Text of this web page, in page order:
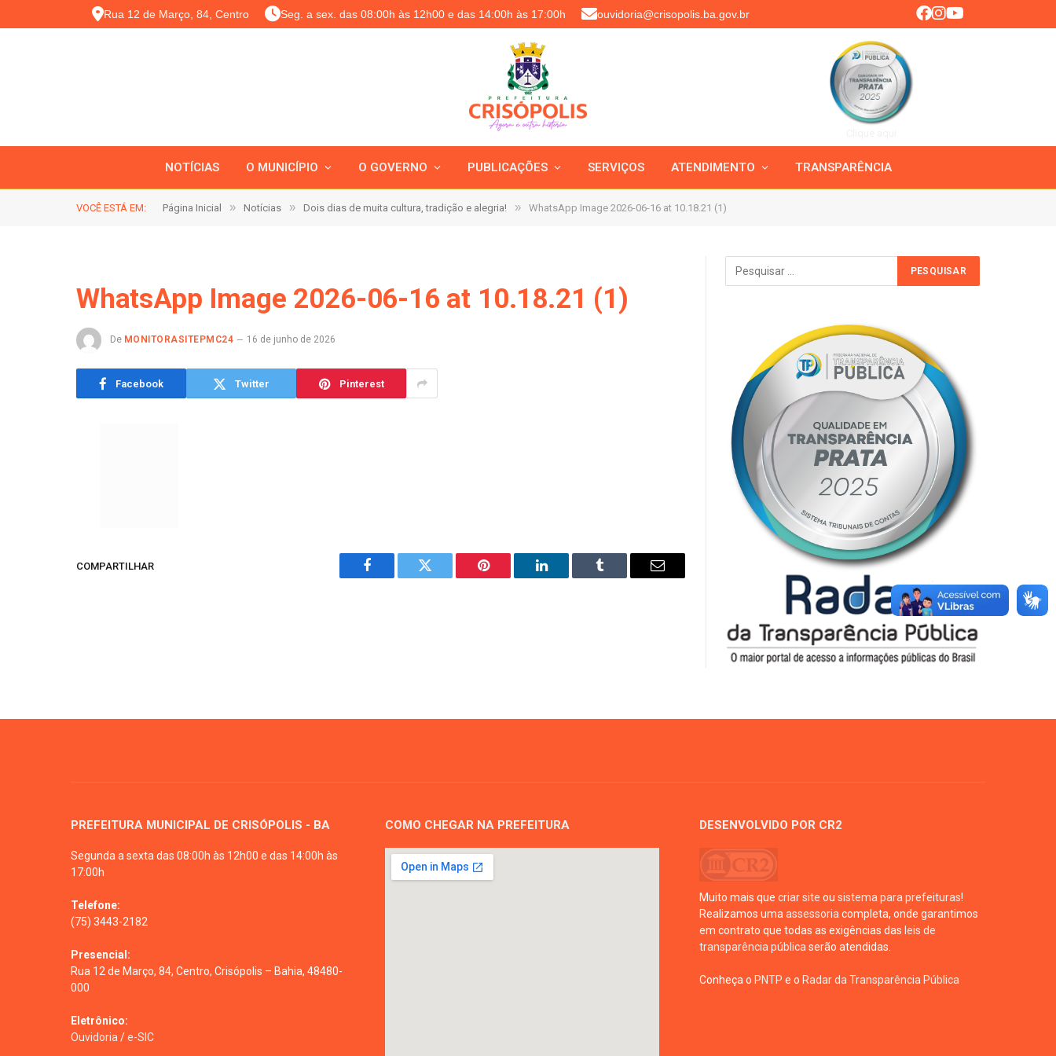
Rua 12 de Março, 84, Centro Seg. a sex. das 08:00h às 12h00 e das 14:00h às 17:00h ouvidoria@crisopolis.ba.gov.br
NOTÍCIAS O MUNICÍPIO O GOVERNO PUBLICAÇÕES SERVIÇOS ATENDIMENTO TRANSPARÊNCIA
VOCÊ ESTÁ EM: Página Inicial » Notícias » Dois dias de muita cultura, tradição e alegria! » WhatsApp Image 2026-06-16 at 10.18.21 (1)
WhatsApp Image 2026-06-16 at 10.18.21 (1)
De MONITORASITEPMC24 16 de junho de 2026
Facebook Twitter Pinterest
COMPARTILHAR
Facebook Twitter Pinterest LinkedIn Tumblr Email
PREFEITURA MUNICIPAL DE CRISÓPOLIS - BA
Segunda a sexta das 08:00h às 12h00 e das 14:00h às
17:00h
Telefone:
(75) 3443-2182
Presencial:
Rua 12 de Março, 84, Centro, Crisópolis – Bahia, 48480-
000
Eletrônico:
Ouvidoria /e-SIC
COMO CHEGAR NA PREFEITURA DESENVOLVIDO POR CR2
Muito mais que criar site ou sistema para prefeituras!
Realizamos uma assessoria completa, onde garantimos
em contrato que todas as exigências das leis de
transparência pública serão atendidas.
Conheça o PNTP e o Radar da Transparência Pública